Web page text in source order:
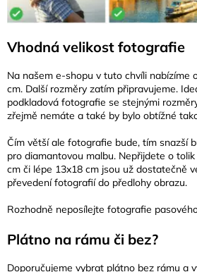
Vhodná velikost fotografie
Na našem e-shopu v tuto chvíli nabízíme
cm. Další rozměry zatím připravujeme.
podkladová fotografie se stejnými
zřejmě nemáte a také by bylo obtížné
Čím větší ale fotografie bude, tím snazší
pro diamantovou malbu. Nepřijdete o
cm či lépe 13x18 cm jsou už dostatečně
převedení fotografií do předlohy obrazu.
Rozhodně neposílejte fotografie
Plátno na rámu či bez?
Doporučujeme vybrat plátno bez rámu a